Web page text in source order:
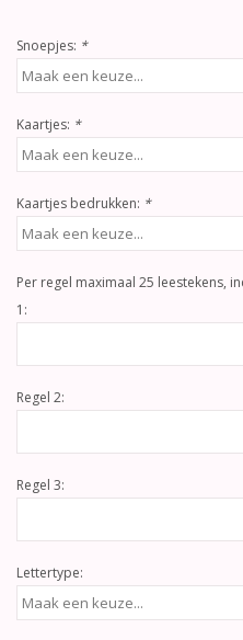
Snoepjes: *
Kaartjes: *
Kaartjes bedrukken: *
Per regel maximaal 25 leestekens,
1:
Regel 2:
Regel 3:
Lettertype: